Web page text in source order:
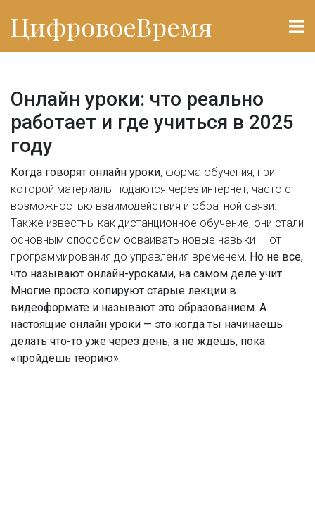
ЦифровоеВремя
Онлайн уроки: что реально
работает и где учиться в 2025
году
Когда говорят онлайн уроки, форма обучения, при
которой материалы подаются через интернет, часто с
возможностью взаимодействия и обратной связи.
Также известны как дистанционное обучение, они стали
основным способом осваивать новые навыки — от
программирования до управления временем. Но не все,
что называют онлайн-уроками, на самом деле учит.
Многие просто копируют старые лекции в
видеоформате и называют это образованием. А
настоящие онлайн уроки — это когда ты начинаешь
делать что-то уже через день, а не ждёшь, пока
«пройдёшь теорию».